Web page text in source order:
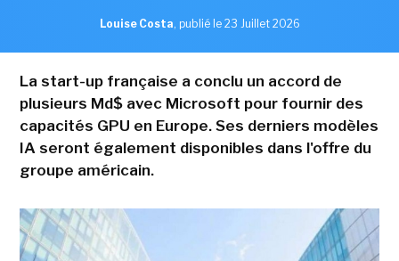
Louise Costa, publié le 23 Juillet 2026
La start-up française a conclu un accord de
plusieurs Md$ avec Microsoft pour fournir des
capacités GPU en Europe. Ses derniers modèles
IA seront également disponibles dans l'offre du
groupe américain.